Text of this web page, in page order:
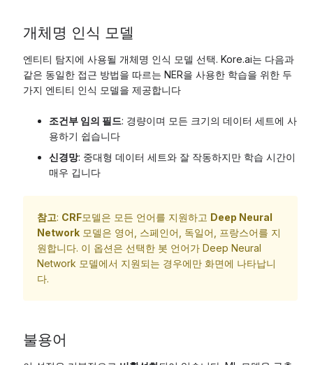
개체명 인식 모델
엔티티 탐지에 사용될 개체명 인식 모델 선택. Kore.ai는 다음과
같은 동일한 접근 방법을 따르는 NER을 사용한 학습을 위한 두
가지 엔티티 인식 모델을 제공합니다
조건부 임의 필드: 경량이며 모든 크기의 데이터 세트에 사
용하기 쉽습니다
신경망: 중대형 데이터 세트와 잘 작동하지만 학습 시간이
매우 깁니다
참고: CRF모델은 모든 언어를 지원하고 Deep Neural
Network모델은 영어, 스페인어, 독일어, 프랑스어를 지
원합니다. 이 옵션은 선택한 봇 언어가 Deep Neural
Network 모델에서 지원되는 경우에만 화면에 나타납니
다.
불용어